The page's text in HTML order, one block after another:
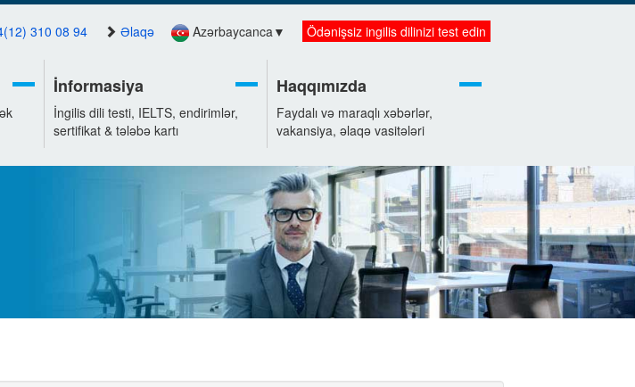
310 08 94 Əlaqə Azərbaycanca▼ Ödənişsiz ingilis dilinizi test edin
İnformasiya
İngilis dili testi, IELTS, endirimlər,
sertifikat & tələbə kartı
Haqqımızda
Faydalı və maraqlı xəbərlər,
vakansiya, əlaqə vasitələri